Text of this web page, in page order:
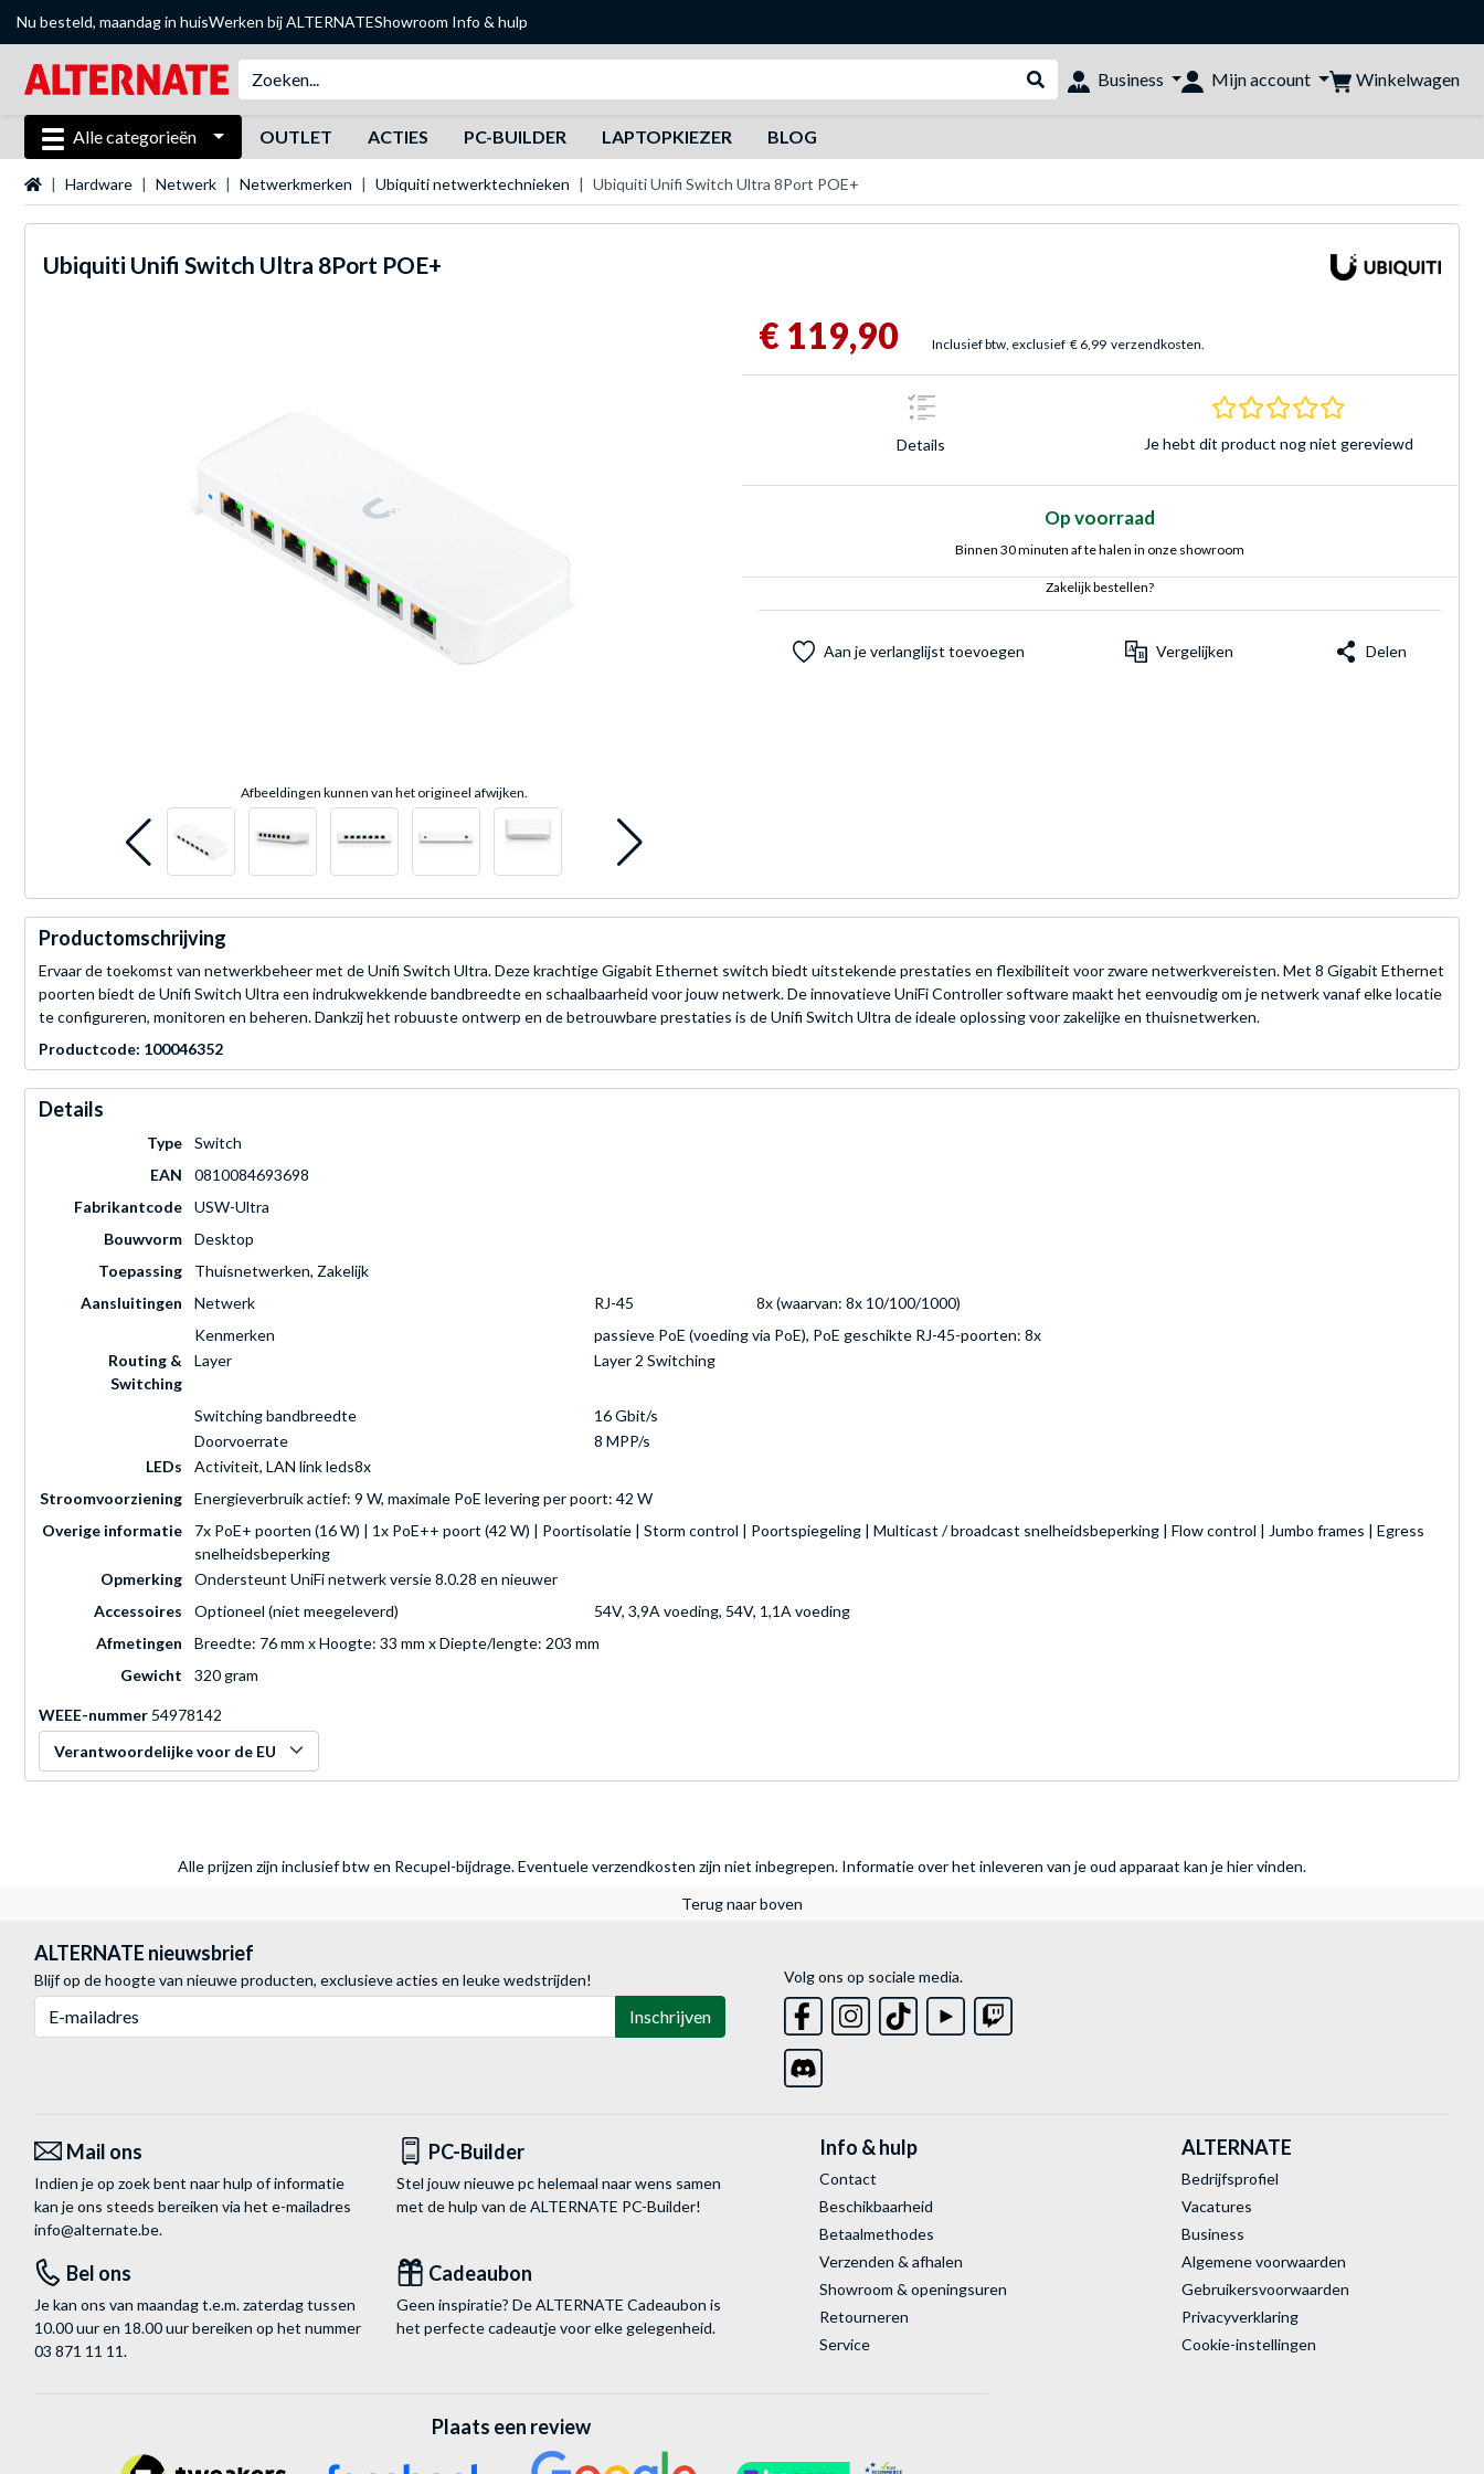
Nu besteld, maandag in huisWerken bij ALTERNATEShowroom Info & hulp
Webshop doorzoeken
Business Mijn account Winkelwagen
Alle categorieën OUTLET ACTIES PC-BUILDER LAPTOPKIEZER BLOG
Startpagina
Hardware Netwerk Netwerkmerken Ubiquiti netwerktechnieken Ubiquiti Unifi Switch Ultra 8Port POE+
Ubiquiti Unifi Switch Ultra 8Port POE+
Afbeeldingen kunnen van het origineel afwijken.
€ 119,90 Inclusief btw, exclusief € 6,99 verzendkosten.
Details
0.0 sterren
Je hebt dit product nog niet gereviewd
Op voorraad
Binnen 30 minuten af te halen in onze showroom
Zakelijk bestellen?
Aan je verlanglijst toevoegen Vergelijken Delen
Productomschrijving
Ervaar de toekomst van netwerkbeheer met de Unifi Switch Ultra. Deze krachtige Gigabit Ethernet switch biedt uitstekende prestaties en flexibiliteit voor zware netwerkvereisten. Met 8 Gigabit Ethernet
poorten biedt de Unifi Switch Ultra een indrukwekkende bandbreedte en schaalbaarheid voor jouw netwerk. De innovatieve UniFi Controller software maakt het eenvoudig om je netwerk vanaf elke locatie
te configureren, monitoren en beheren. Dankzij het robuuste ontwerp en de betrouwbare prestaties is de Unifi Switch Ultra de ideale oplossing voor zakelijke en thuisnetwerken.
Productcode: 100046352
Details
Type
Switch
EAN
0810084693698
Fabrikantcode
USW-Ultra
Bouwvorm
Desktop
Toepassing
Thuisnetwerken, Zakelijk
Aansluitingen
Netwerk RJ-45
8x (waarvan: 8x 10/100/1000)
Kenmerken
passieve PoE (voeding via PoE), PoE geschikte RJ-45-poorten: 8x
Routing &
Switching
Layer Layer 2 Switching
Switching bandbreedte
16 Gbit/s
Doorvoerrate
8 MPP/s
LEDs
Activiteit, LAN link leds8x
Stroomvoorziening
Energieverbruik actief: 9 W, maximale PoE levering per poort: 42 W
Overige informatie
7x PoE+ poorten (16 W) | 1x PoE++ poort (42 W) | Poortisolatie | Storm control | Poortspiegeling | Multicast / broadcast snelheidsbeperking | Flow control | Jumbo frames | Egress
snelheidsbeperking
Opmerking
Ondersteunt UniFi netwerk versie 8.0.28 en nieuwer
Accessoires
Optioneel (niet meegeleverd)
54V, 3,9A voeding, 54V, 1,1A voeding
Afmetingen
Breedte: 76 mm x Hoogte: 33 mm x Diepte/lengte: 203 mm
Gewicht
320 gram
WEEE-nummer 54978142
Verantwoordelijke voor de EU
Alle prijzen zijn inclusief btw en Recupel-bijdrage. Eventuele verzendkosten zijn niet inbegrepen. Informatie over het inleveren van je oud apparaat kan je hier vinden.
Terug naar boven
ALTERNATE nieuwsbrief
Blijf op de hoogte van nieuwe producten, exclusieve acties en leuke wedstrijden!
Inschrijven
Volg ons op sociale media.
Mail ons
Indien je op zoek bent naar hulp of informatie
kan je ons steeds bereiken via het e-mailadres
info@alternate.be.
PC-Builder
Stel jouw nieuwe pc helemaal naar wens samen
met de hulp van de ALTERNATE PC-Builder!
Bel ons
Je kan ons van maandag t.e.m. zaterdag tussen
10.00 uur en 18.00 uur bereiken op het nummer
03 871 11 11.
Cadeaubon
Geen inspiratie? De ALTERNATE Cadeaubon is
het perfecte cadeautje voor elke gelegenheid.
Info & hulp
Contact
Beschikbaarheid
Betaalmethodes
Verzenden & afhalen
Showroom & openingsuren
Retourneren
Service
ALTERNATE
Bedrijfsprofiel
Vacatures
Business
Algemene voorwaarden
Gebruikersvoorwaarden
Privacyverklaring
Cookie-instellingen
Plaats een review